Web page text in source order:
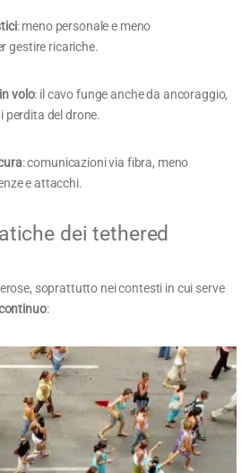
: meno personale e meno
gestire ricariche.
volo: il cavo funge anche da ancoraggio,
perdita del drone.
: comunicazioni via fibra, meno
e attacchi.
dei tethered
soprattutto nei contesti in cui serve
: